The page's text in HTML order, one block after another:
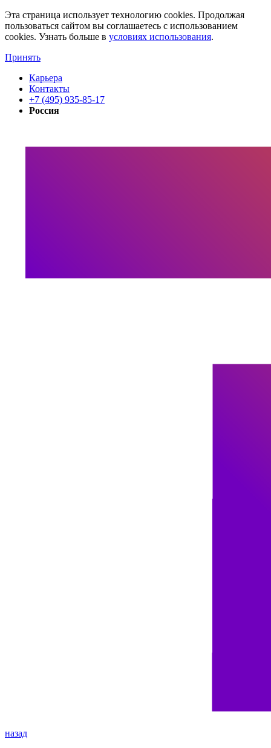
Эта страница использует технологию cookies. Продолжая
пользоваться сайтом вы соглашаетесь с использованием
cookies. Узнать больше в условиях использования.
Принять
Карьера
Контакты
+7 (495) 935-85-17
Россия
назад